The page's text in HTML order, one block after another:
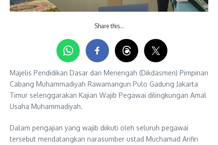
Share this…
Majelis Pendidikan Dasar dan Menengah (Dikdasmen) Pimpinan
Cabang Muhammadiyah Rawamangun Pulo Gadung Jakarta
Timur selenggarakan Kajian Wajib Pegawai dilingkungan Amal
Usaha Muhammadiyah.
Dalam pengajian yang wajib diikuti oleh seluruh pegawai
tersebut mendatangkan narasumber ustad Muchamad Arifin